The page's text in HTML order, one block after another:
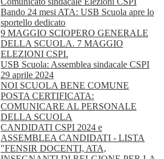
Bando 24 mesi ATA: USB Scuola apre lo
sportello dedicato
9 MAGGIO SCIOPERO GENERALE
DELLA SCUOLA. 7 MAGGIO
ELEZIONI CSPI.
USB Scuola: Assemblea sindacale CSPI
29 aprile 2024
NOI SCUOLA BENE COMUNE
POSTA CERTIFICATA:
COMUNICARE AL PERSONALE
DELLA SCUOLA
CANDIDATI CSPI 2024 e
ASSEMBLEA CANDIDATI - LISTA
"FENSIR DOCENTI, ATA,